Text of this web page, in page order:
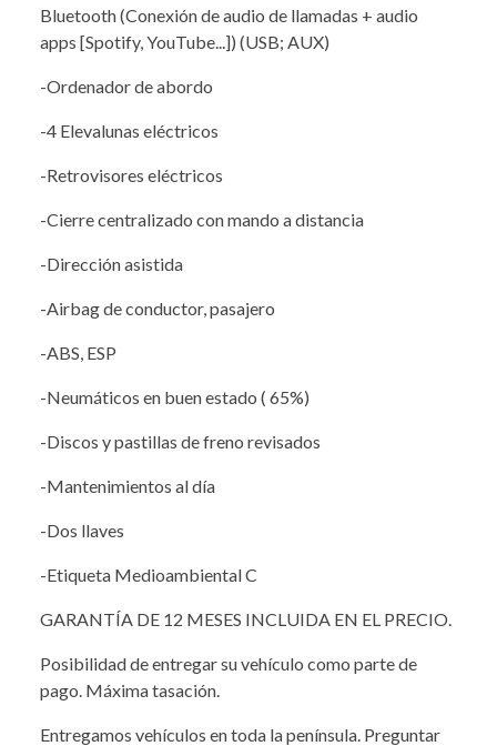
Bluetooth (Conexión de audio de llamadas + audio
apps [Spotify, YouTube...]) (USB; AUX)
-Ordenador de abordo
-4 Elevalunas eléctricos
-Retrovisores eléctricos
-Cierre centralizado con mando a distancia
-Dirección asistida
-Airbag de conductor, pasajero
-ABS, ESP
-Neumáticos en buen estado ( 65%)
-Discos y pastillas de freno revisados
-Mantenimientos al día
-Dos llaves
-Etiqueta Medioambiental C
GARANTÍA DE 12 MESES INCLUIDA EN EL PRECIO.
Posibilidad de entregar su vehículo como parte de
pago. Máxima tasación.
Entregamos vehículos en toda la península. Preguntar